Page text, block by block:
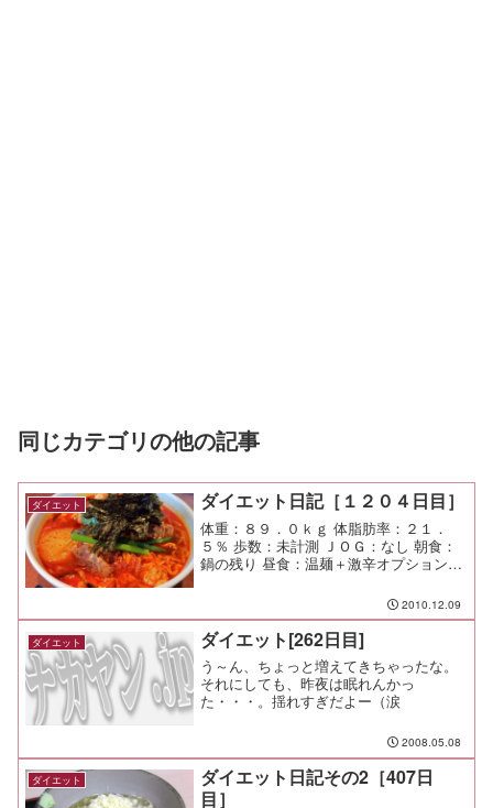
同じカテゴリの他の記事
ダイエット ダイエット日記［１２０４日目］
体重：８９．０ｋｇ 体脂肪率：２１．
５％ 歩数：未計測 ＪＯＧ：なし 朝食：
鍋の残り 昼食：温麺＋激辛オプション＋
食：パーティーコース（ラジーズ＠市が
尾）￥３７００ 間食： メモ：辛すぎてお
腹が痛いでし...
2010.12.09
ダイエット ダイエット[262日目]
う～ん、ちょっと増えてきちゃったな。
それにしても、昨夜は眠れんかっ
た・・・。揺れすぎだよー（涙
2008.05.08
ダイエット
ダイエット日記その2［407日
目］